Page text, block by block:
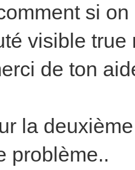
si
visible
de ton
la
problème..